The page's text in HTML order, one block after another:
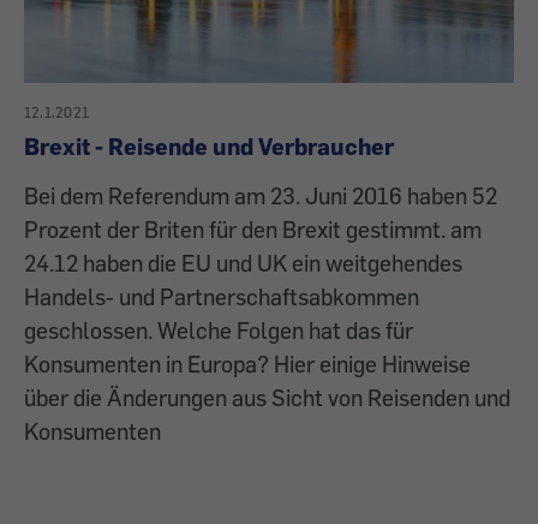
12.1.2021
Brexit - Reisende und Verbraucher
Bei dem Referendum am 23. Juni 2016 haben 52
Prozent der Briten für den Brexit gestimmt. am
24.12 haben die EU und UK ein weitgehendes
Handels- und Partnerschaftsabkommen
geschlossen. Welche Folgen hat das für
Konsumenten in Europa? Hier einige Hinweise
über die Änderungen aus Sicht von Reisenden und
Konsumenten